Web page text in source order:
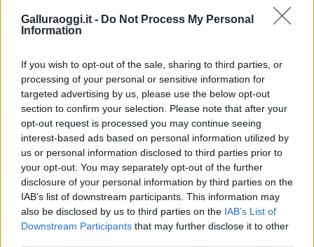
Galluraoggi.it - Do Not Process My Personal
Information
If you wish to opt-out of the sale, sharing to third parties, or
processing of your personal or sensitive information for
targeted advertising by us, please use the below opt-out
section to confirm your selection. Please note that after your
opt-out request is processed you may continue seeing
interest-based ads based on personal information utilized by
us or personal information disclosed to third parties prior to
your opt-out. You may separately opt-out of the further
disclosure of your personal information by third parties on the
IAB’s list of downstream participants. This information may
also be disclosed by us to third parties on the IAB’s List of
Downstream Participants that may further disclose it to other
Polizia Golfo Aranci
Spiaggia Golfo Aranci
Inviaci le tue segnalazioni,
i tuoi video e le tue foto
Su WhatsApp al numero +39
345 356 7512
Notizie in tempo reale?
Entra nel canale telegram di
GalluraOggi.it